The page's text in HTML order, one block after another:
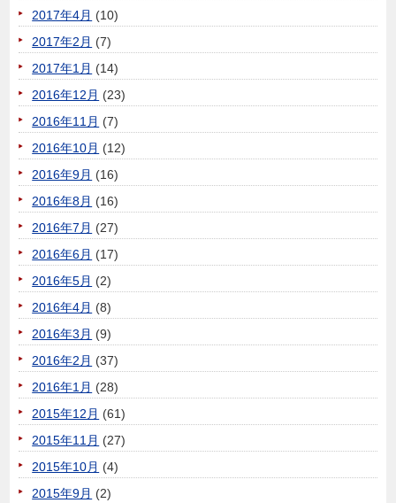
2017年4月 (10)
2017年2月 (7)
2017年1月 (14)
2016年12月 (23)
2016年11月 (7)
2016年10月 (12)
2016年9月 (16)
2016年8月 (16)
2016年7月 (27)
2016年6月 (17)
2016年5月 (2)
2016年4月 (8)
2016年3月 (9)
2016年2月 (37)
2016年1月 (28)
2015年12月 (61)
2015年11月 (27)
2015年10月 (4)
2015年9月 (2)